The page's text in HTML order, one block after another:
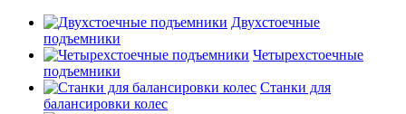
Двухстоечные
подъемники
Четырехстоечные
подъемники
Станки для
балансировки колес